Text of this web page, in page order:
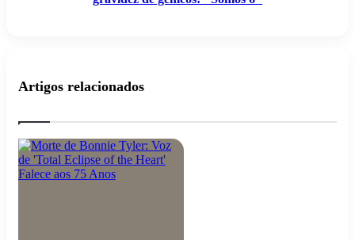
Artigos relacionados